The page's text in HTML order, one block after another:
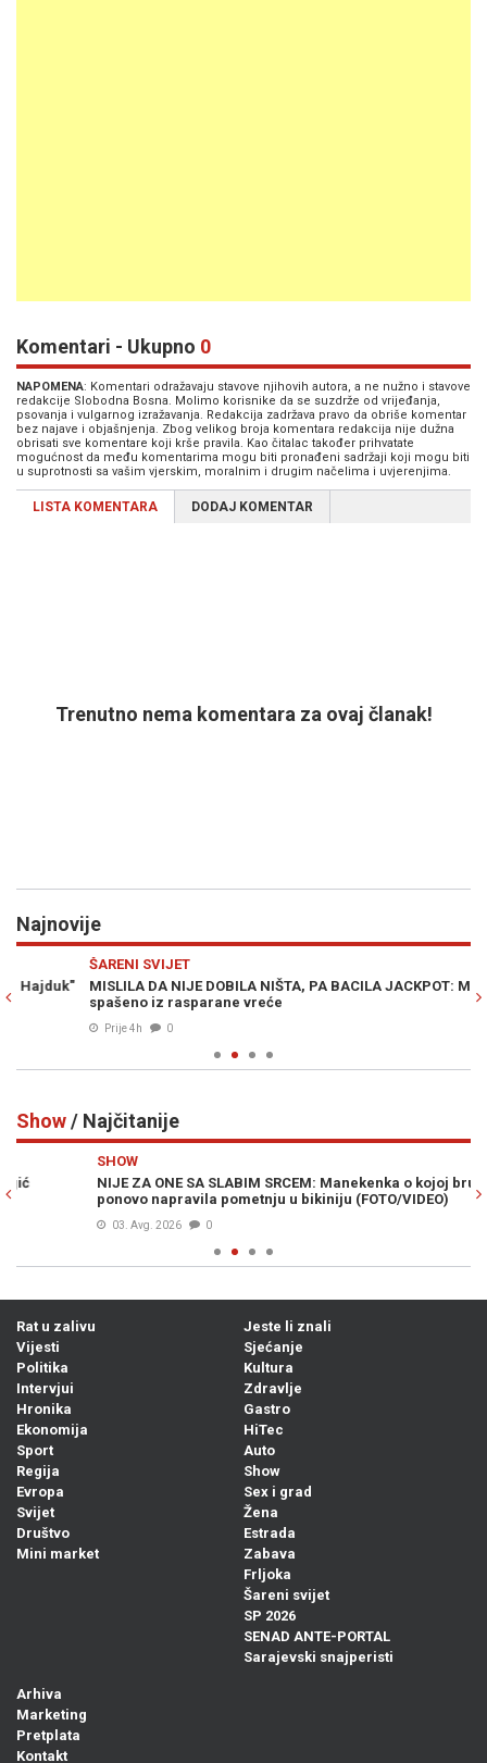
Komentari - Ukupno 0
NAPOMENA: Komentari odražavaju stavove njihovih autora, a ne nužno i stavove
redakcije Slobodna Bosna. Molimo korisnike da se suzdrže od vrijeđanja,
psovanja i vulgarnog izražavanja. Redakcija zadržava pravo da obriše komentar
bez najave i objašnjenja. Zbog velikog broja komentara redakcija nije dužna
obrisati sve komentare koji krše pravila. Kao čitalac također prihvatate
mogućnost da među komentarima mogu biti pronađeni sadržaji koji mogu biti
u suprotnosti sa vašim vjerskim, moralnim i drugim načelima i uvjerenjima.
LISTA KOMENTARA DODAJ KOMENTAR
Trenutno nema komentara za ovaj članak!
Najnovije
ŠARENI SVIJET
MISLILA DA NIJE DOBILA NIŠTA, PA BACILA JACKPOT: Milion eura
spašeno iz rasparane vreće
0
Show/ Najčitanije
NIJE ZA ONE SA SLABIM SRCEM: Manekenka o kojoj bruji planeta
ponovo napravila pometnju u bikiniju (FOTO/VIDEO)
03. Avg. 2026 0
Rat u zalivu
Vijesti
Politika
Intervjui
Hronika
Ekonomija
Sport
Regija
Evropa
Svijet
Društvo
Mini market
Jeste li znali
Sjećanje
Kultura
Zdravlje
Gastro
HiTec
Auto
Show
Sex i grad
Žena
Estrada
Zabava
Frljoka
Šareni svijet
SP 2026
SENAD ANTE-PORTAL
Sarajevski snajperisti
Arhiva
Marketing
Pretplata
Kontakt